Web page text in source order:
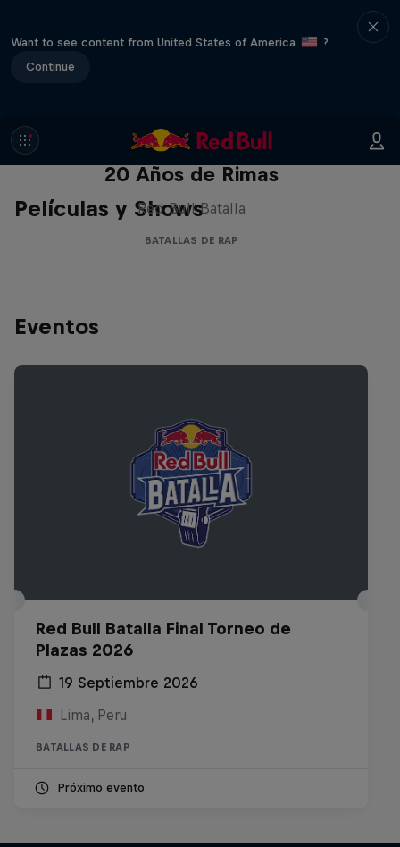
Want to see content from United States of America
?
Continue
Películas y Shows
Red Bull Batalla Nueva Historia:
20 Años de Rimas
Red Bull Batalla
BATALLAS DE RAP
Eventos
Red Bull Batalla Final Torneo de
Plazas 2026
19 Septiembre 2026
Lima, Peru
BATALLAS DE RAP
Próximo evento